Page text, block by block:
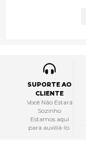
SUPORTE AO
CLIENTE
Você Não Estará
Sozinho
Estamos aqui
para auxiliá-lo.